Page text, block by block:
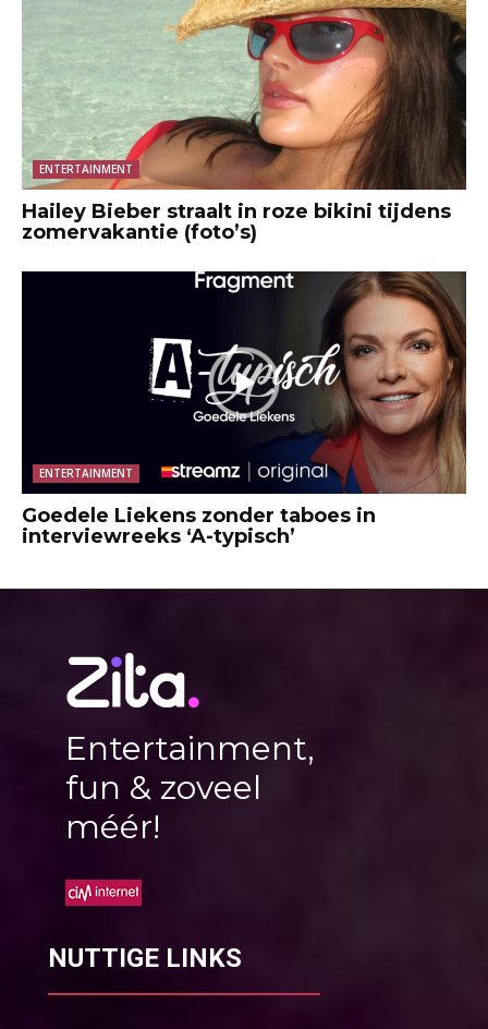
ENTERTAINMENT
Hailey Bieber straalt in roze bikini tijdens
zomervakantie (foto’s)
ENTERTAINMENT
Goedele Liekens zonder taboes in
interviewreeks ‘A-typisch’
Entertainment,
fun & zoveel
méér!
NUTTIGE LINKS